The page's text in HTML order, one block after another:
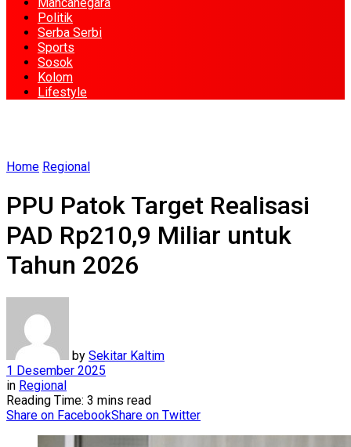
Politik
Serba Serbi
Sports
Sosok
Kolom
Lifestyle
Home Regional
PPU Patok Target Realisasi
PAD Rp210,9 Miliar untuk
Tahun 2026
by Sekitar Kaltim
1 Desember 2025
in Regional
Reading Time: 3 mins read
Share on FacebookShare on Twitter